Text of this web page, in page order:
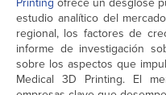
estudio analítico del
regional, los factores de
informe de investigación
sobre los aspectos que
Medical 3D Printing. El